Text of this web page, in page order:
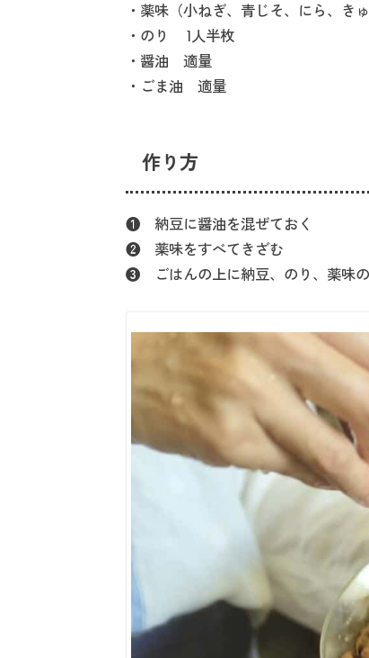
・薬味（小ねぎ、青じそ、にら、き
・のり 1人半枚
・醤油 適量
・ごま油 適量
作り方
❶ 納豆に醤油を混ぜておく
❷ 薬味をすべてきざむ
❸ ごはんの上に納豆、のり、薬味の